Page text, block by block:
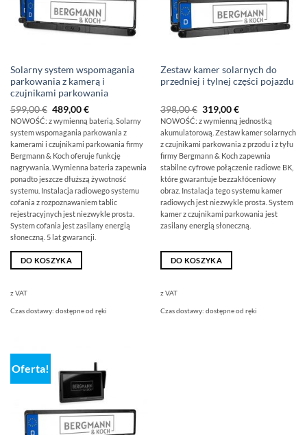
Solarny system wspomagania
parkowania z kamerą i
czujnikami parkowania
599,00€ Pierwotna
cena
wynosiła:
599,00
€
489,00€Obecna
cena
wynosi:
489,00
€.
NOWOŚĆ: z wymienną baterią. Solarny
system wspomagania parkowania z
kamerami i czujnikami parkowania firmy
Bergmann & Koch oferuje funkcję
nagrywania. Wymienna bateria zapewnia
ponadto jeszcze dłuższą żywotność
systemu. Instalacja radiowego systemu
cofania z rozpoznawaniem tablic
rejestracyjnych jest niezwykle prosta.
System cofania jest zasilany energią
słoneczną. 5 lat gwarancji.
DO KOSZYKA
z VAT
Czas dostawy: dostępne od ręki
Zestaw kamer solarnych do
przedniej i tylnej części pojazdu
398,00€ Pierwotna
cena
wynosiła:
398,00
€
319,00€Aktualna
cena
wynosi:
319,00
€.
NOWOŚĆ: z wymienną jednostką
akumulatorową. Zestaw kamer solarnych
z czujnikami parkowania z przodu i z tyłu
firmy Bergmann & Koch zapewnia
stabilne cyfrowe połączenie radiowe BK,
które gwarantuje bezzakłóceniowy
obraz. Instalacja tego systemu kamer
radiowych jest niezwykle prosta. System
kamer z czujnikami parkowania jest
zasilany energią słoneczną.
DO KOSZYKA
z VAT
Czas dostawy: dostępne od ręki
Oferta!